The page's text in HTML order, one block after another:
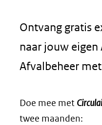
Ontvang gratis
naar jouw eigen
Afvalbeheer
Doe mee met
twee maanden: